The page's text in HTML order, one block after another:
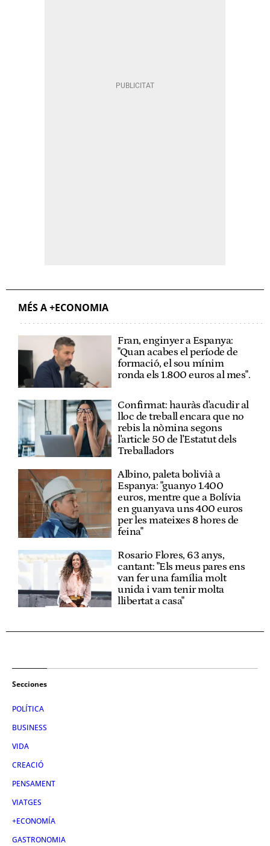
MÉS A +ECONOMIA
Fran, enginyer a Espanya:
"Quan acabes el període de
formació, el sou mínim
ronda els 1.800 euros al mes".
Confirmat: hauràs d'acudir al
lloc de treball encara que no
rebis la nòmina segons
l'article 50 de l'Estatut dels
Treballadors
Albino, paleta bolivià a
Espanya: "guanyo 1.400
euros, mentre que a Bolívia
en guanyava uns 400 euros
per les mateixes 8 hores de
feina"
Rosario Flores, 63 anys,
cantant: "Els meus pares ens
van fer una família molt
unida i vam tenir molta
llibertat a casa"
Secciones
POLÍTICA
BUSINESS
VIDA
CREACIÓ
PENSAMENT
VIATGES
+ECONOMÍA
GASTRONOMIA